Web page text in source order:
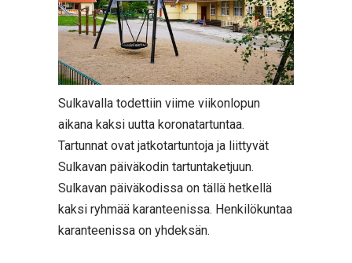
Sulkavalla todettiin viime viikonlopun
aikana kaksi uutta koronatartuntaa.
Tartunnat ovat jatkotartuntoja ja liittyvät
Sulkavan päiväkodin tartuntaketjuun.
Sulkavan päiväkodissa on tällä hetkellä
kaksi ryhmää karanteenissa. Henkilökuntaa
karanteenissa on yhdeksän.